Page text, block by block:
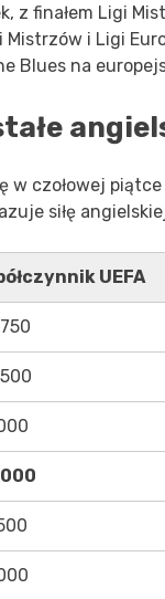
z finałem Ligi
i Ligi
Blues na
czołowej
siłę
UEFA